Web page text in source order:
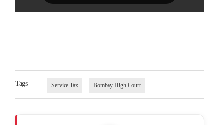
Tags Service Tax Bombay High Court